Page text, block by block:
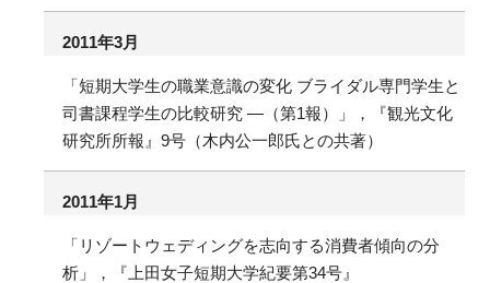
2011年3月
「短期大学生の職業意識の変化 ブライダル専門学生と
司書課程学生の比較研究 ―（第1報）」，『観光文化
研究所所報』9号（木内公一郎氏との共著）
2011年1月
「リゾートウェディングを志向する消費者傾向の分
析」，『上田女子短期大学紀要第34号』